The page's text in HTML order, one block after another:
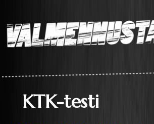
Valmennustaito.info
liikkumisen
perustaitojen
videokirjasto
KTK-testi